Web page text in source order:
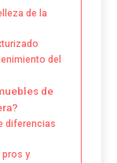
de la
del
de
diferencias
pros y